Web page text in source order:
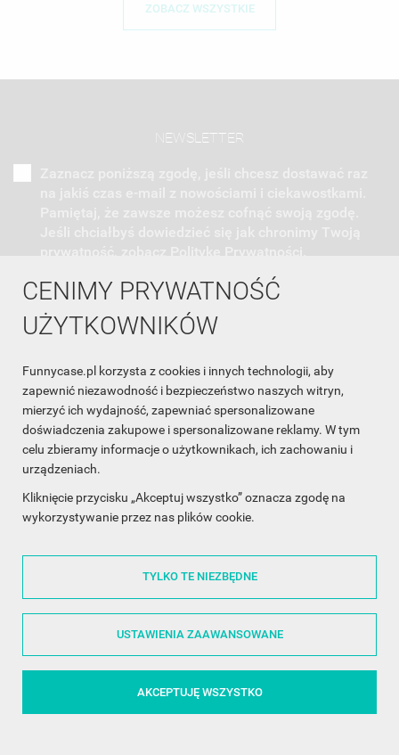
CENIMY PRYWATNOŚĆ
UŻYTKOWNIKÓW
Funnycase.pl korzysta z cookies i innych technologii, aby
zapewnić niezawodność i bezpieczeństwo naszych witryn,
mierzyć ich wydajność, zapewniać spersonalizowane
doświadczenia zakupowe i spersonalizowane reklamy. W tym
celu zbieramy informacje o użytkownikach, ich zachowaniu i
urządzeniach.
Kliknięcie przycisku „Akceptuj wszystko” oznacza zgodę na
wykorzystywanie przez nas plików cookie.
TYLKO TE NIEZBĘDNE
USTAWIENIA ZAAWANSOWANE
AKCEPTUJĘ WSZYSTKO
ZOBACZ WSZYSTKIE
NEWSLETTER
INFORMACJA O SKLEPIE
INFORMACJE
OBSŁUGA KLIENTA
WSPÓŁPRACA
ŚLEDŹ NAS NA FACEBOOKU
Made with❤in Poland